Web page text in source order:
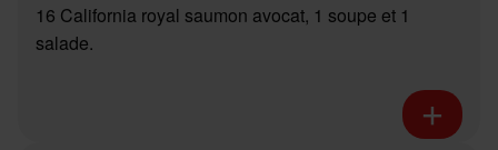
16 California royal saumon avocat, 1 soupe et 1
salade.